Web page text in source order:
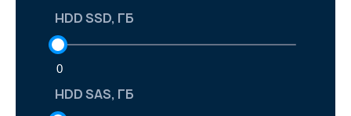
HDD SSD, ГБ
0
HDD SAS, ГБ